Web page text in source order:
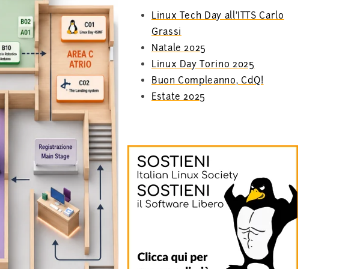
Linux Tech Day all’ITTS Carlo
Grassi
Natale 2025
Linux Day Torino 2025
Buon Compleanno, CdQ!
Estate 2025